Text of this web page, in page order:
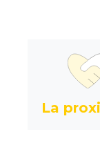
La
, vous